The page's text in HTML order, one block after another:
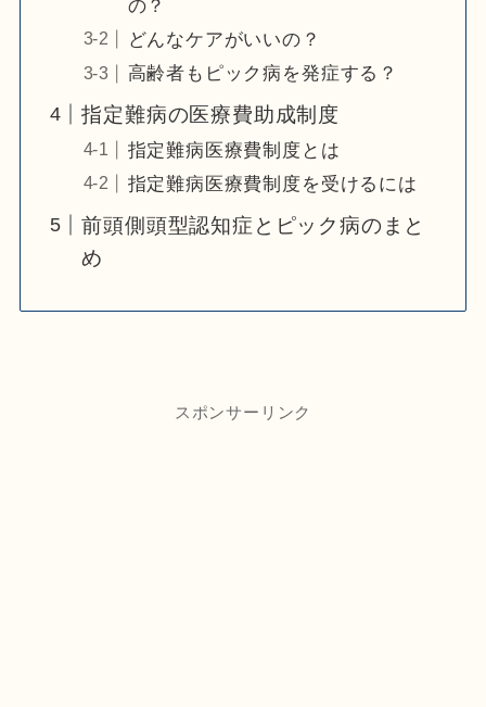
の？
どんなケアがいいの？
高齢者もピック病を発症する？
指定難病の医療費助成制度
指定難病医療費制度とは
指定難病医療費制度を受けるには
前頭側頭型認知症とピック病のまと
め
スポンサーリンク